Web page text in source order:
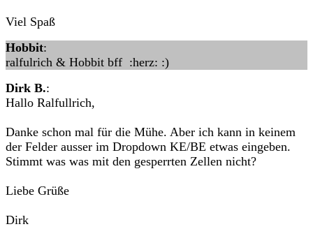
Viel Spaß
Hobbit:
ralfulrich & Hobbit bff :herz: :)
Dirk B.:
Hallo Ralfullrich,
Danke schon mal für die Mühe. Aber ich kann in keinem
der Felder ausser im Dropdown KE/BE etwas eingeben.
Stimmt was was mit den gesperrten Zellen nicht?
Liebe Grüße
Dirk